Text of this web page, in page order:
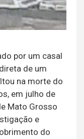
por um casal
de um
na morte do
em julho de
Mato Grosso
e
do